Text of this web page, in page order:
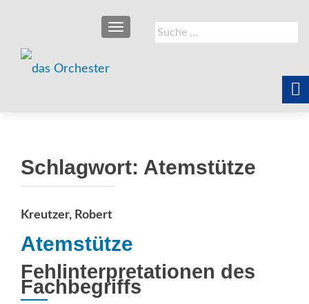
Suche
nach:
SCHALTE NAVIGATION
Schlagwort: Atemstütze
Kreutzer, Robert
Atemstütze
Fehlinterpretationen des
Fachbegriffs